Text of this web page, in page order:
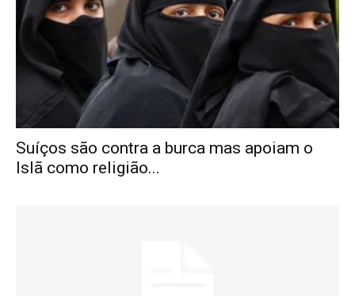
Suíços são contra a burca mas apoiam o
Islã como religião...